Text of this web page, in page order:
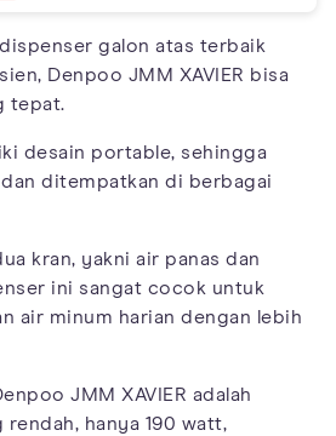
galon atas terbaik
Denpoo JMM XAVIER bisa
tepat.
desain portable, sehingga
ditempatkan di berbagai
kran, yakni air panas dan
ini sangat cocok untuk
air minum harian dengan lebih
JMM XAVIER adalah
hanya 190 watt,